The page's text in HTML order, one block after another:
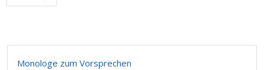
Monologe zum Vorsprechen